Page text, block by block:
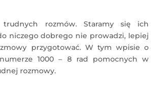
rozmów. Staramy się ich
niczego dobrego nie prowadzi, lepiej
przygotować. W tym wpisie o
1000 – 8 rad pomocnych w
rozmowy.